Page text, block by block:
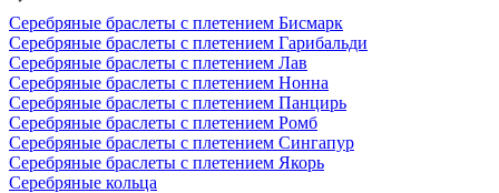
Серебряные браслеты с плетением Бисмарк
Серебряные браслеты с плетением Гарибальди
Серебряные браслеты с плетением Лав
Серебряные браслеты с плетением Нонна
Серебряные браслеты с плетением Панцирь
Серебряные браслеты с плетением Ромб
Серебряные браслеты с плетением Сингапур
Серебряные браслеты с плетением Якорь
Серебряные кольца